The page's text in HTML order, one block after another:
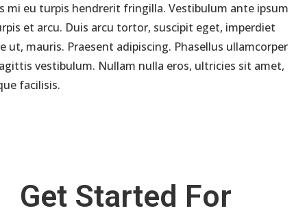
mi eu turpis hendrerit fringilla. Vestibulum ante ipsum
et arcu. Duis arcu tortor, suscipit eget, imperdiet
mauris. Praesent adipiscing. Phasellus ullamcorper
vestibulum. Nullam nulla eros, ultricies sit amet,
facilisis.
Get Started For